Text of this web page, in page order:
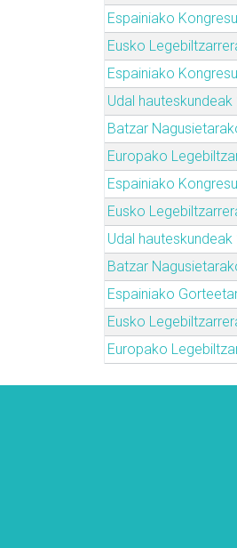
Espainiako
Eusko
Espainiako
Udal hauteskundeak
Batzar
Europako
Espainiako
Eusko
Udal hauteskundeak
Batzar
Espainiako
Eusko
Europako